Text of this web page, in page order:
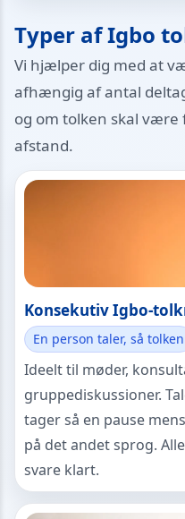
Typer af Igbo
Vi hjælper dig med at
afhængig af antal
og om tolken skal være
afstand.
Konsekutiv Igbo-
En person taler, så tolken
Ideelt til møder,
gruppediskussioner.
tager så en pause
på det andet sprog.
svare klart.